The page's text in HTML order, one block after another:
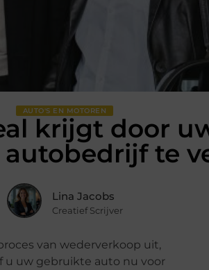
AUTO'S EN MOTOREN
krijgt door
te
Lina Jacobs
Creatief Scrijver
van wederverkoop uit,
u uw gebruikte auto nu voor